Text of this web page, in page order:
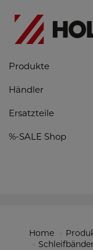
Produkte
Händler
Ersatzteile
%-SALE Shop
Home